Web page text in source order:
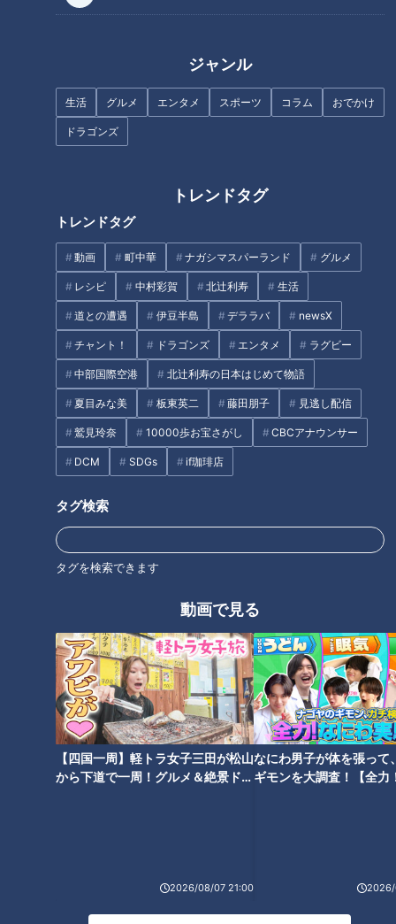
ジャンル
生活 グルメ エンタメ スポーツ コラム おでかけ
ドラゴンズ
トレンドタグ
トレンドタグ
動画 町中華 ナガシマスパーランド グルメ
レシピ 中村彩賀 北辻利寿 生活
道との遭遇 伊豆半島 デララバ newsX
チャント！ ドラゴンズ エンタメ ラグビー
中部国際空港 北辻利寿の日本はじめて物語
夏目みな美 板東英二 藤田朋子 見逃し配信
鷲見玲奈 10000歩お宝さがし CBCアナウンサー
DCM SDGs if珈琲店
タグ検索
タグを検索できます
動画で見る
【四国一周】軽トラ女子三田が松山
から下道で一周！グルメ＆絶景ドラ
2026/08/07 21:00
なにわ男子が体を張って
ギモンを大調査！【全力
2026/
三重県大紀町・錦の愛されフー
寿司
日本でただ一人の正式なトルコ
アイス職人が作る本物のトルコ
ジャンボ海水プールよりひと足
先にオープン「スパキッズ」
タグ
チャント！ 愛知
ア”北斗晶 恐るべき情報量に元
従業員のコストコ芸人呑まれる
「コストコ界の神みたい」
新作続々 女子ウケ抜群の商品
が作れるワケ